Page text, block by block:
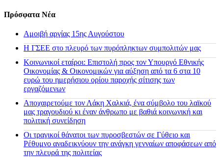
Πρόσφατα Νέα
Αμοιβή αργίας 15ης Αυγούστου
H ΓΣΕΕ στο πλευρό των πυρόπληκτων συμπολιτών μας
Κοινωνικοί εταίροι: Επιστολή προς τον Υπουργό Εθνικής
Οικονομίας & Οικονομικών για αύξηση από τα 6 στα 10
ευρώ του ημερήσιου ορίου παροχής σίτισης των
εργαζόμενων
Αποχαιρετούμε τον Λάκη Χαλκιά, ένα σύμβολο του λαϊκού
μας τραγουδιού κι έναν άνθρωπο με βαθιά κοινωνική και
πολιτική συνείδηση
Οι τραγικοί θάνατοι των πυροσβεστών σε Γύθειο και
Ρέθυμνο αναδεικνύουν την ανάγκη γενναίων αποφάσεων από
την πλευρά της πολιτείας